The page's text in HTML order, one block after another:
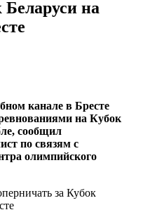
Беларуси на
канале в Бресте
на Кубок
сообщил
по связям с
олимпийского